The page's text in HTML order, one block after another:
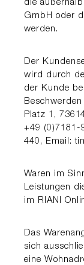
die
GmbH oder
werden.
Der
wird durch
der Kunde
Platz 1,
+49 (0)7181-
440, Email:
Waren im
Leistun­gen
im RI­ANI
Das
sich
eine